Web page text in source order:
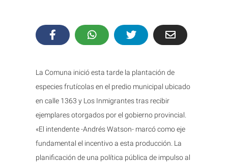
La Comuna inició esta tarde la plantación de
especies frutícolas en el predio municipal ubicado
en calle 1363 y Los Inmigrantes tras recibir
ejemplares otorgados por el gobierno provincial.
«El intendente -Andrés Watson- marcó como eje
fundamental el incentivo a esta producción. La
planificación de una política pública de impulso al